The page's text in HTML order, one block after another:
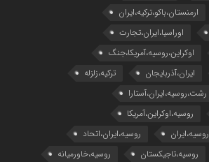
ارمنستان،باکو،ترکیه،ایران
اوراسیا،ایران،تجارت
اوکراین،روسیه،آمریکا،جنگ
ایران،آذربایجان
ترکیه،زلزله
رشت،روسیه،ایران،آستارا
روسیه،اوکراین،آمریکا
روسیه،ایران
روسیه،ایران،اتحاد
روسیه،تاجیکستان
روسیه،خاورمیانه